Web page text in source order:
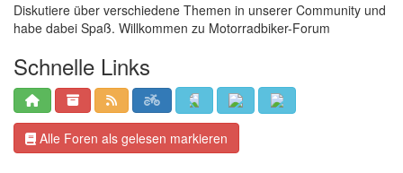
Diskutiere über verschiedene Themen in unserer Community und
habe dabei Spaß. Willkommen zu Motorradbiker-Forum
Schnelle Links
Alle Foren als gelesen markieren